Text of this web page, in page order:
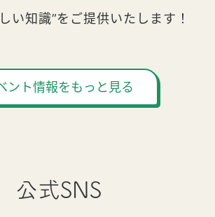
い知識”をご提供いたします！
ント情報をもっと見る
公式SNS